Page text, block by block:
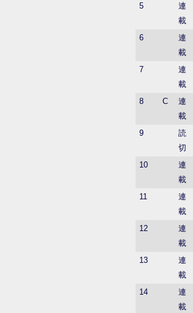
5
連
載
6
連
載
7
連
載
8 C
連
載
9
読
切
10
連
載
11
連
載
12
連
載
13
連
載
14
連
載